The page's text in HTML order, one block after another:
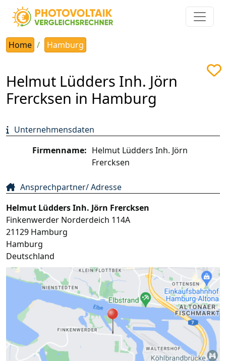
Home Hamburg
Helmut Lüdders Inh. Jörn
Frercksen in Hamburg
Unternehmensdaten
Firmenname: Helmut Lüdders Inh. Jörn
Frercksen
Ansprechpartner/ Adresse
Helmut Lüdders Inh. Jörn Frercksen
Finkenwerder Norderdeich 114A
21129 Hamburg
Hamburg
Deutschland